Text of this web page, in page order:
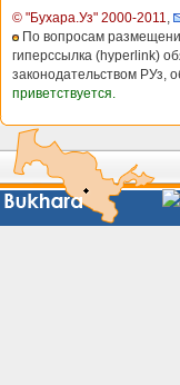
© "Бухара.Уз" 2000-2011,
По вопросам
гиперссылка (hyperlink)
законодательством РУз,
приветствуется.